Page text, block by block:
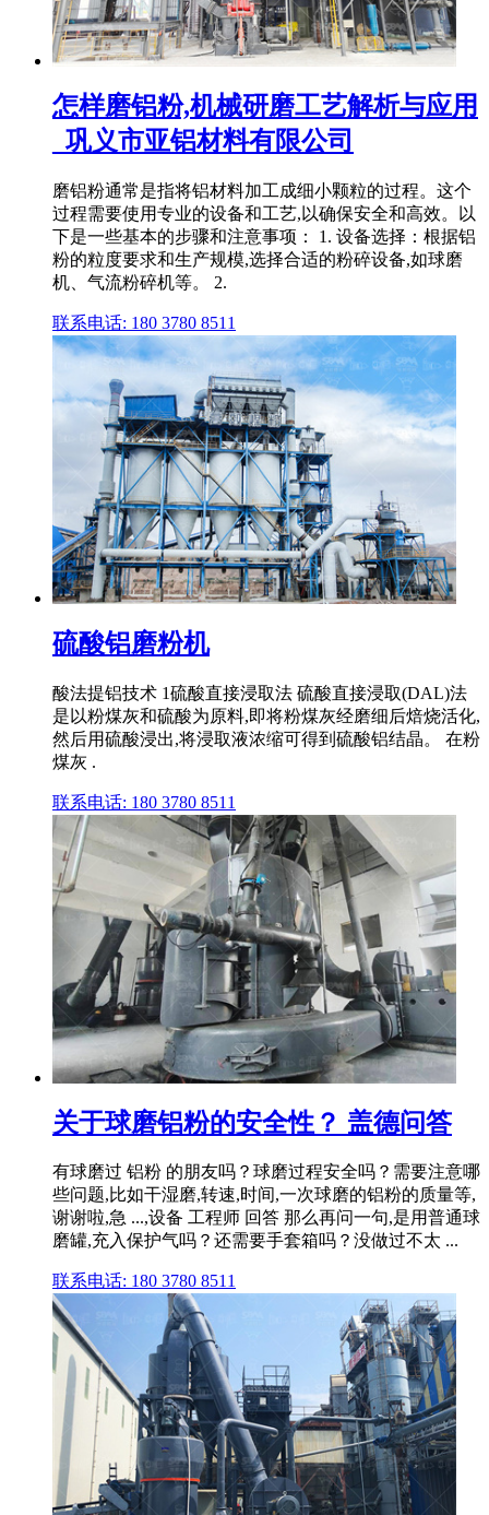
怎样磨铝粉,机械研磨工艺解析与应用
_巩义市亚铝材料有限公司
磨铝粉通常是指将铝材料加工成细小颗粒的过程。这个
过程需要使用专业的设备和工艺,以确保安全和高效。以
下是一些基本的步骤和注意事项： 1. 设备选择：根据铝
粉的粒度要求和生产规模,选择合适的粉碎设备,如球磨
机、气流粉碎机等。 2.
联系电话: 180 3780 8511
硫酸铝磨粉机
酸法提铝技术 1硫酸直接浸取法 硫酸直接浸取(DAL)法
是以粉煤灰和硫酸为原料,即将粉煤灰经磨细后焙烧活化,
然后用硫酸浸出,将浸取液浓缩可得到硫酸铝结晶。 在粉
煤灰 .
联系电话: 180 3780 8511
关于球磨铝粉的安全性？ 盖德问答
有球磨过 铝粉 的朋友吗？球磨过程安全吗？需要注意哪
些问题,比如干湿磨,转速,时间,一次球磨的铝粉的质量等,
谢谢啦,急 ...,设备 工程师 回答 那么再问一句,是用普通球
磨罐,充入保护气吗？还需要手套箱吗？没做过不太 ...
联系电话: 180 3780 8511